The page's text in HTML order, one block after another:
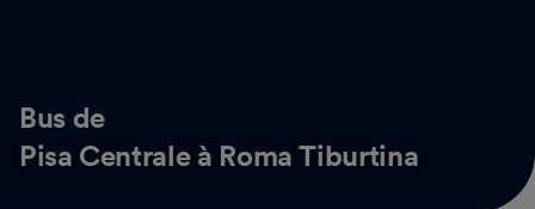
Bus de
Pisa Centrale à Roma Tiburtina